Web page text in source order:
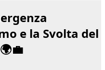
e la Svolta del